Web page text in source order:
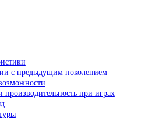
с предыдущим поколением
производительность при играх